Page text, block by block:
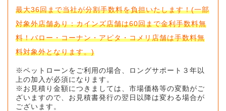
最大36回まで当社が分割手数料を負担いたします！(一部
対象外店舗あり：カインズ店舗は60回まで金利手数料無
料！バロー・コーナン・アピタ・コメリ店舗は手数料無
料対象外となります。)
※ペットローンをご利用の場合、ロングサポート３年以
上の加入が必須になります。
※お見積り金額につきましては、市場価格等の変動がご
ざいますので、お見積書発行の翌日以降は変わる場合が
ございます。